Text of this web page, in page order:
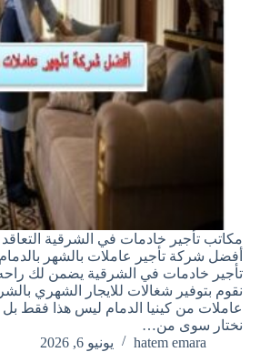
مكاتب تأجير خادمات في الشرقية
أفضل شركة تأجير عاملات بالشهر
تأجير خادمات في الشرقية يضمن لك راحه
نقوم بتوفير شغالات للايجار الشهري
عاملات من كينيا الدمام ليس هذا فقط بل
نختار سوى من…
hatem emara
يونيو 6, 2026